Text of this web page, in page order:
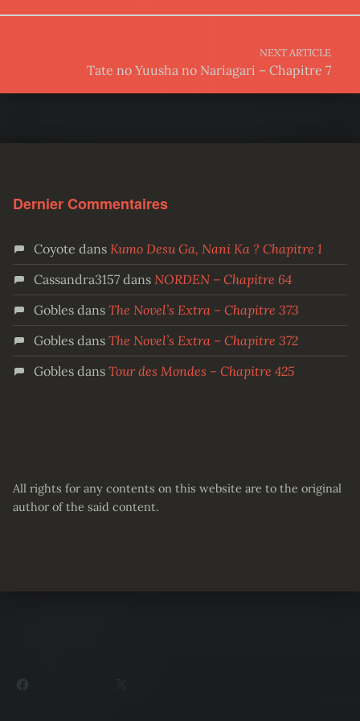
NEXT ARTICLE
Tate no Yuusha no Nariagari – Chapitre 7
Dernier Commentaires
Coyote dans Kumo Desu Ga, Nani Ka ? Chapitre 1
Cassandra3157dans NORDEN – Chapitre 64
Goblesdans The Novel’s Extra – Chapitre 373
Goblesdans The Novel’s Extra – Chapitre 372
Goblesdans Tour des Mondes – Chapitre 425
All rights for any contents on this website are to the original
author of the said content.